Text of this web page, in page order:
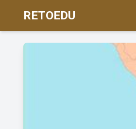
RETOEDU